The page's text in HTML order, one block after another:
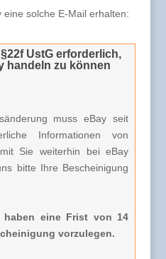
eine solche E-Mail erhalten:
UstG erforderlich,
handeln zu können
muss eBay seit
Informationen von
Sie weiterhin bei eBay
bitte Ihre Bescheinigung
haben eine Frist von 14
vorzulegen.